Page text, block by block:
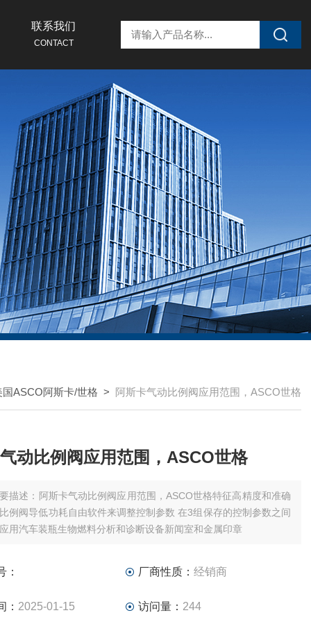
联系我们
CONTACT
国ASCO阿斯卡/世格 > 阿斯卡气动比例阀应用范围，ASCO世格
动比例阀应用范围，ASCO世格
描述：阿斯卡气动比例阀应用范围，ASCO世格特征高精度和准确
例阀导低功耗自由软件来调整控制参数 在3组保存的控制参数之间
用汽车装瓶生物燃料分析和诊断设备新闻室和金属印章
： 厂商性质： 经销商
： 2025-01-15 访问量： 244